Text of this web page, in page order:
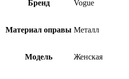
Бренд Vogue
Материал оправы Металл
Модель Женская